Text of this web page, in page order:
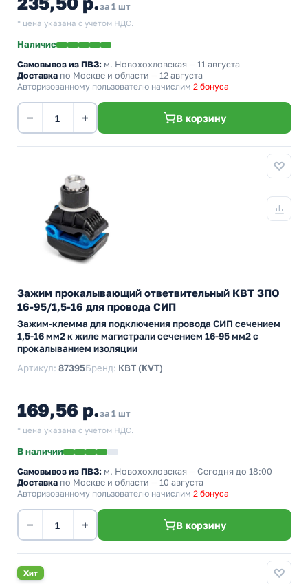
за 1 шт
* цена указана с учетом НДС.
Наличие
Самовывоз из ПВЗ: м. Новохохловская — 11 августа
Доставка по Москве и области — 12 августа
Авторизованному пользователю начислим 2 бонуса
− + В корзину
Зажим прокалывающий ответвительный КВТ ЗПО
16-95/1,5-16 для провода СИП
Зажим-клемма для подключения провода СИП сечением
1,5-16 мм2 к жиле магистрали сечением 16-95 мм2 с
прокалыванием изоляции
Артикул: 87395Бренд: КВТ (KVT)
169,56 р.за 1 шт
* цена указана с учетом НДС.
В наличии
Самовывоз из ПВЗ: м. Новохохловская — Сегодня до 18:00
Доставка по Москве и области — 10 августа
Авторизованному пользователю начислим 2 бонуса
− + В корзину
Хит